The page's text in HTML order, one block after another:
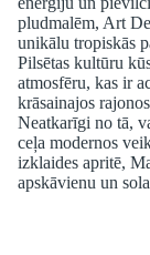
pludmalēm, Art
unikālu tropiskās
Pilsētas kultūru
atmosfēru, kas ir
krāsainajos
Neatkarīgi no tā,
ceļa modernos
izklaides apritē,
apskāvienu un